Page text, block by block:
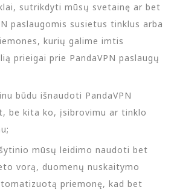
sutrikdyti mūsų svetainę ar bet
paslaugomis susietus tinklus arba
kurių galime imtis
prieigai prie PandaVPN paslaugų
būdu išnaudoti PandaVPN
be kita ko, įsibrovimu ar tinklo
mūsų leidimo naudoti bet
vorą, duomenų nuskaitymo
priemonę, kad bet